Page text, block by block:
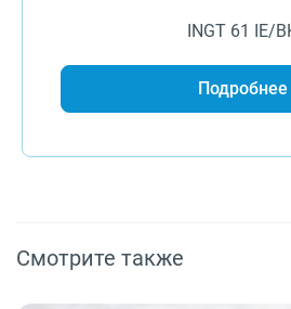
INGT 61 IE/
Подробнее
Смотрите также